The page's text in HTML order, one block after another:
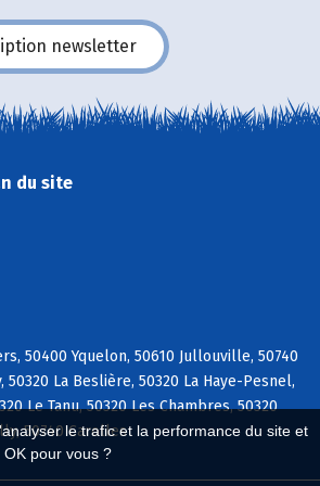
le trafic et la performance du site et
pour vous ?
newsletter
du site
50400 Yquelon, 50610 Jullouville, 50740
La Beslière, 50320 La Haye-Pesnel,
Le Tanu, 50320 Les Chambres, 50320
50740 Carolles